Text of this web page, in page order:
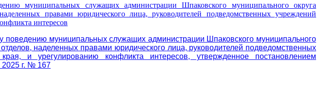
муниципальных служащих администрации Шпаковского муниципального округа
правами юридического лица, руководителей подведомственных учреждений
интересов
муниципальных служащих администрации Шпаковского муниципального
наделенных правами юридического лица, руководителей подведомственных
и урегулированию конфликта интересов, утвержденное постановлением
2025 г. № 167